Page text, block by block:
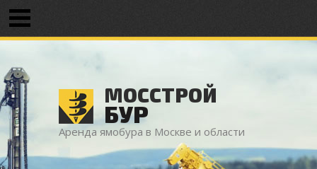
МОССТРОЙ
БУР
Аренда ямобура в Москве и области